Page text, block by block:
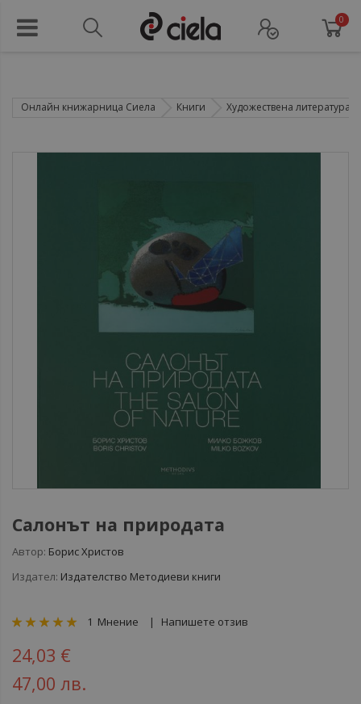
0
Онлайн книжарница Сиела Книги Художествена литература
Салонът на природата
Автор: Борис Христов
Издател: Издателство Методиеви книги
рейтинг:
1 Мнение Напишете отзив
24,03 €
47,00 лв.